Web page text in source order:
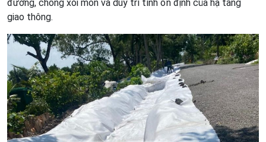
đường, chống xói mòn và duy trì tính ổn định của hạ tầng
giao thông.